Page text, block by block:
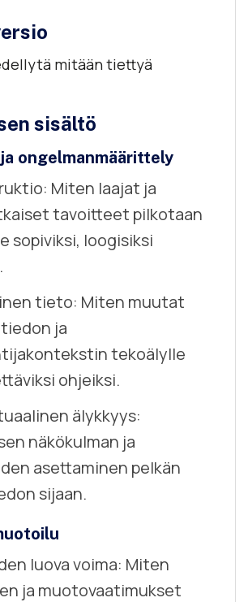
mitään tiettyä
sisältö
ongelmanmäärittely
Miten laajat ja
tavoitteet pilkotaan
sopiviksi, loogisiksi
tieto: Miten muutat
ja
tekoälylle
ohjeiksi.
älykkyys:
näkökulman ja
asettaminen pelkän
sijaan.
luova voima: Miten
ja muotovaatimukset